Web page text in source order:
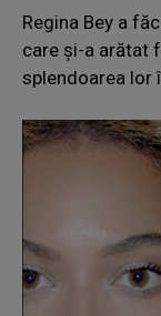
Regina Bey a
care și-a arătat
splendoarea lor